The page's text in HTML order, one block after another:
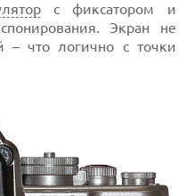
с фиксатором и
Экран не
– что логично с точки